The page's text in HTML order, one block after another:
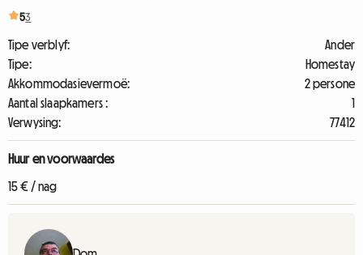
53
Tipe verblyf:
Ander
Tipe:
Homestay
Akkommodasievermoë:
2 persone
Aantal slaapkamers :
1
Verwysing:
77412
Huur en voorwaardes
15 € / nag